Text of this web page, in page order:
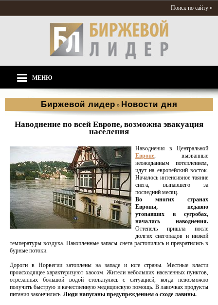
Поиск по сайту »
МЕНЮ
Биржевой лидер » Новости дня
Наводнение по всей Европе, возможна эвакуация
населения
Наводнения в Центральной
Европе, вызванные
неожиданным потеплением,
идут на европейский восток.
Началось интенсивное таяние
снега, выпавшего за
последний месяц.
Во многих странах
Европы, недавно
утопавших в сугробах,
начались наводнения.
Оттепель пришла после
долгих снегопадов и низкой
температуры воздуха. Накопленные запасы снега растопились и превратились в
бурные потоки.
Дороги в Норвегии затоплены на западе и юге страны. Местные власти
происходящее характеризуют хаосом. Жители небольших населенных пунктов,
отрезанных большой водой столкнулись с ситуацией, когда невозможно
получить быструю и качественную медицинскую помощь. В лавочках продукты
питания закончились. Люди напуганы предупреждением о сходе лавины.